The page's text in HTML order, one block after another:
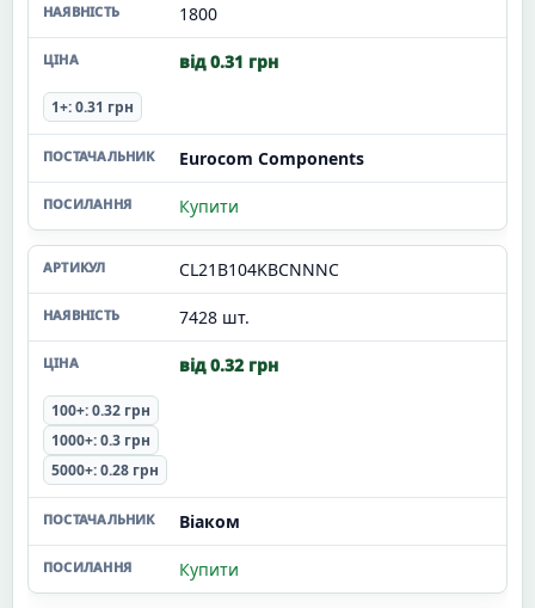
1800
від 0.31 грн
1+: 0.31 грн
Eurocom Components
Купити
CL21B104KBCNNNC
7428 шт.
від 0.32 грн
100+: 0.32 грн
1000+: 0.3 грн
5000+: 0.28 грн
Віаком
Купити